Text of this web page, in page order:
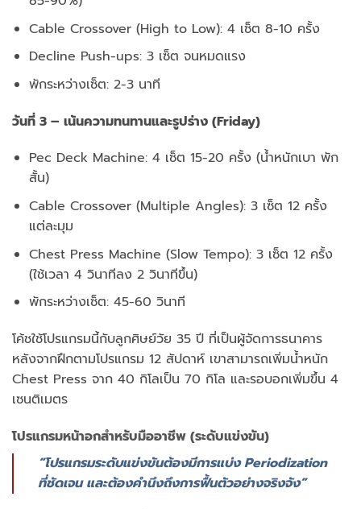
Cable Crossover (High to Low): 4 เซ็ต 8-10 ครั้ง
Decline Push-ups: 3 เซ็ต จนหมดแรง
พักระหว่างเซ็ต: 2-3 นาที
วันที่ 3 – เน้นความทนทานและรูปร่าง (Friday)
Pec Deck Machine: 4 เซ็ต 15-20 ครั้ง (น้ำหนักเบา พัก
สั้น)
Cable Crossover (Multiple Angles): 3 เซ็ต 12 ครั้ง
แต่ละมุม
Chest Press Machine (Slow Tempo): 3 เซ็ต 12 ครั้ง
(ใช้เวลา 4 วินาทีลง 2 วินาทีขึ้น)
พักระหว่างเซ็ต: 45-60 วินาที
โค้ชใช้โปรแกรมนี้กับลูกศิษย์วัย 35 ปี ที่เป็นผู้จัดการธนาคาร
หลังจากฝึกตามโปรแกรม 12 สัปดาห์ เขาสามารถเพิ่มน้ำหนัก
Chest Press จาก 40 กิโลเป็น 70 กิโล และรอบอกเพิ่มขึ้น 4
เซนติเมตร
โปรแกรมหน้าอกสำหรับมืออาชีพ (ระดับแข่งขัน)
“โปรแกรมระดับแข่งขันต้องมีการแบ่ง Periodization
ที่ชัดเจน และต้องคำนึงถึงการฟื้นตัวอย่างจริงจัง”